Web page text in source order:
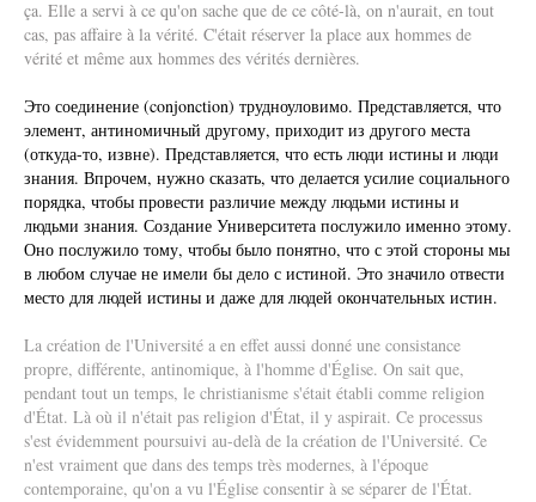
ça. Elle a servi à ce qu'on sache que de ce côté-là, on n'aurait, en tout
cas, pas affaire à la vérité. C'était réserver la place aux hommes de
vérité et même aux hommes des vérités dernières.
Это соединение (conjonction) трудноуловимо. Представляется, что
элемент, антиномичный другому, приходит из другого места
(откуда-то, извне). Представляется, что есть люди истины и люди
знания. Впрочем, нужно сказать, что делается усилие социального
порядка, чтобы провести различие между людьми истины и
людьми знания. Создание Университета послужило именно этому.
Оно послужило тому, чтобы было понятно, что с этой стороны мы
в любом случае не имели бы дело с истиной. Это значило отвести
место для людей истины и даже для людей окончательных истин.
La création de l'Université a en effet aussi donné une consistance
propre, différente, antinomique, à l'homme d'Église. On sait que,
pendant tout un temps, le christianisme s'était établi comme religion
d'État. Là où il n'était pas religion d'État, il y aspirait. Ce processus
s'est évidemment poursuivi au-delà de la création de l'Université. Ce
n'est vraiment que dans des temps très modernes, à l'époque
contemporaine, qu'on a vu l'Église consentir à se séparer de l'État.